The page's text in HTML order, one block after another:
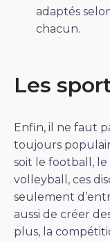
adaptés
chacun.
Les
Enfin, il ne faut
toujours
soit le football,
volleyball, ces
seulement
aussi de créer
plus, la